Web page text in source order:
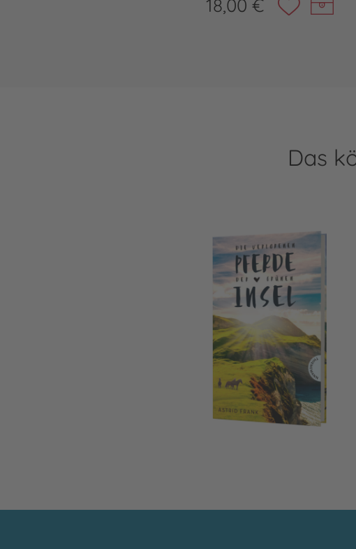
18,00 €
Das
Die verlorenen Pferde der grünen Insel